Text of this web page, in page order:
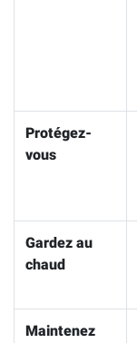
Protégez-
vous
Gardez au
chaud
Maintenez